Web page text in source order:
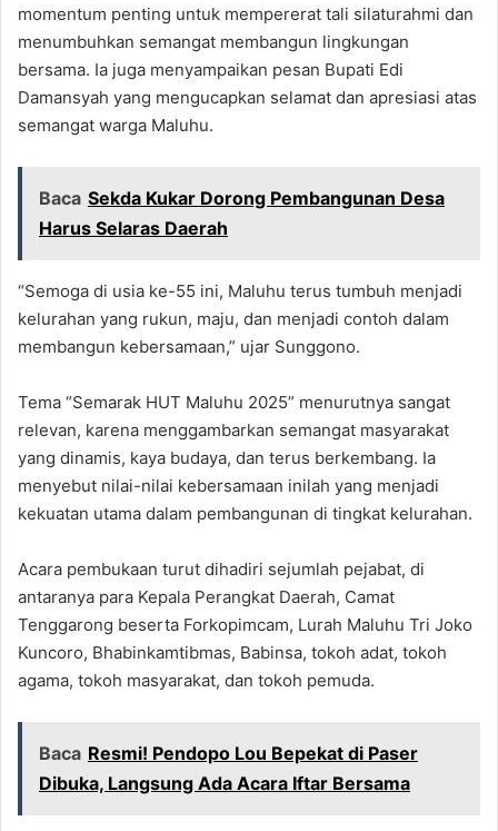
momentum penting untuk mempererat tali silaturahmi dan
menumbuhkan semangat membangun lingkungan
bersama. Ia juga menyampaikan pesan Bupati Edi
Damansyah yang mengucapkan selamat dan apresiasi atas
semangat warga Maluhu.
Baca Sekda Kukar Dorong Pembangunan Desa
Harus Selaras Daerah
“Semoga di usia ke-55 ini, Maluhu terus tumbuh menjadi
kelurahan yang rukun, maju, dan menjadi contoh dalam
membangun kebersamaan,” ujar Sunggono.
Tema “Semarak HUT Maluhu 2025” menurutnya sangat
relevan, karena menggambarkan semangat masyarakat
yang dinamis, kaya budaya, dan terus berkembang. Ia
menyebut nilai-nilai kebersamaan inilah yang menjadi
kekuatan utama dalam pembangunan di tingkat kelurahan.
Acara pembukaan turut dihadiri sejumlah pejabat, di
antaranya para Kepala Perangkat Daerah, Camat
Tenggarong beserta Forkopimcam, Lurah Maluhu Tri Joko
Kuncoro, Bhabinkamtibmas, Babinsa, tokoh adat, tokoh
agama, tokoh masyarakat, dan tokoh pemuda.
Baca Resmi! Pendopo Lou Bepekat di Paser
Dibuka, Langsung Ada Acara Iftar Bersama